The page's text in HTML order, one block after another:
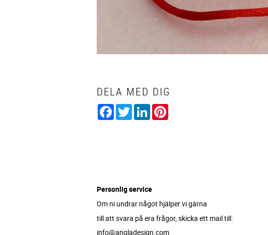
DELA MED DIG
Facebook
TwitterLinkedIn
Personlig service
Om ni undrar något hjälper vi gärna
till att svara på era frågor, skicka ett mail till:
info@angladesign.com